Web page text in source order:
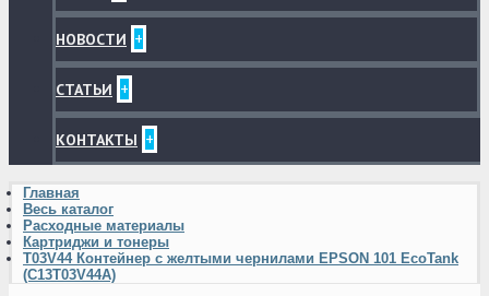
НОВОСТИ +
СТАТЬИ +
КОНТАКТЫ +
Главная
Весь каталог
Расходные материалы
Картриджи и тонеры
T03V44 Контейнер с желтыми чернилами EPSON 101 EcoTank
(C13T03V44A)